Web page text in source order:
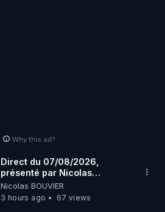
Why this ad?
Direct du 07/08/2026,
présenté par Nicolas
BOUVIER
Nicolas BOUVIER
3 hours ago
67 views